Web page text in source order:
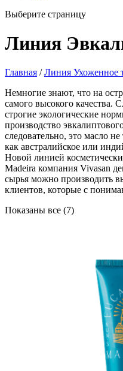
Выберите страницу
Линия
Главная /Линия Ухоженное
Немногие знают, что на
самого высокого качества.
строгие экологические
производство
следовательно, это масло
как австралийское или
Новой линией
Madeira компания Vivasan
сырья можно производить
клиентов, которые с
Показаны все (7)